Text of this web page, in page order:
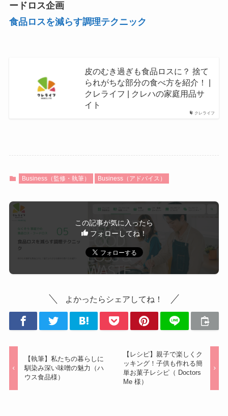
ードロス企画
食品ロスを減らす調理テクニック
クレライフ
皮のむき過ぎも食品ロスに？ 捨て
られがちな部分の食べ方を紹介！ |
クレライフ | クレハの家庭用品サ
イト
Business（監修・執筆） Business（アドバイス）
この記事が気に入ったら
フォローしてね！
よかったらシェアしてね！
【執筆】私たちの暮らしに
馴染み深い味噌の魅力（ハ
ウス食品様）
【レシピ】親子で楽しくク
ッキング！子供も作れる簡
単お菓子レシピ（ Doctors
Me 様）